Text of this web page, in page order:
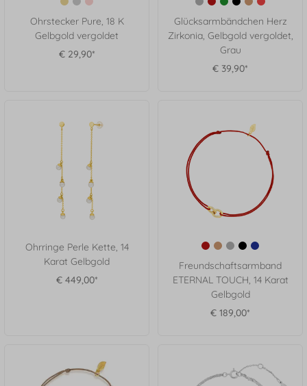
Ohrstecker Pure, 18 K
Gelbgold vergoldet
€ 29,90*
Glücksarmbändchen Herz
Zirkonia, Gelbgold vergoldet,
Grau
€ 39,90*
Ohrringe Perle Kette, 14
Karat Gelbgold
€ 449,00*
Freundschaftsarmband
ETERNAL TOUCH, 14 Karat
Gelbgold
€ 189,00*